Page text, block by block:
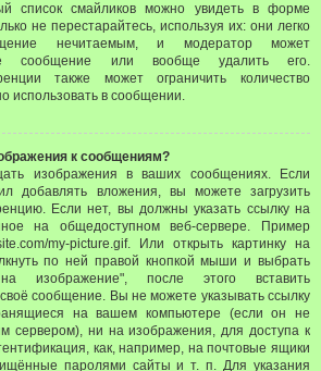
список смайликов можно увидеть в форме
не перестарайтесь, используя их: они легко
нечитаемым, и модератор может
сообщение или вообще удалить его.
также может ограничить количество
использовать в сообщении.
к сообщениям?
изображения в ваших сообщениях. Если
добавлять вложения, вы можете загрузить
Если нет, вы должны указать ссылку на
на общедоступном веб-сервере. Пример
my-picture.gif. Или открыть картинку на
по ней правой кнопкой мыши и выбрать
изображение", после этого вставить
сообщение. Вы не можете указывать ссылку
на вашем компьютере (если он не
сервером), ни на изображения, для доступа к
как, например, на почтовые ящики
паролями сайты и т. п. Для указания